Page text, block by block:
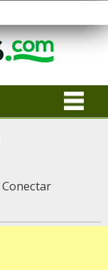
Conectar